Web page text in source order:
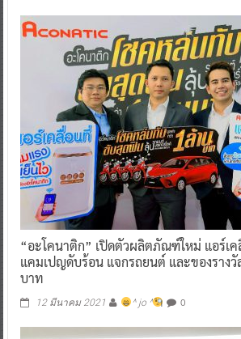
“อะโคนาติก” เปิดตัวผลิตภัณฑ์ใหม่ แอร์เ
แคมเปญดับร้อน แจกรถยนต์ และของรางวั
บาท
12 มีนาคม 2021 ^ jo ^ 0